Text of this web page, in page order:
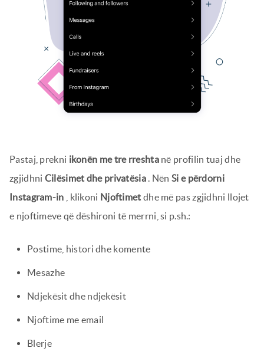
Pastaj, prekni ikonën me tre rreshtanë profilin tuaj dhe
zgjidhni Cilësimet dhe privatësia. NënSi e përdorni
Instagram-in , klikoni Njoftimet dhe më pas zgjidhni llojet
e njoftimeve që dëshironi të merrni, si p.sh.:
Postime, histori dhe komente
Mesazhe
Ndjekësit dhe ndjekësit
Njoftime me email
Blerje